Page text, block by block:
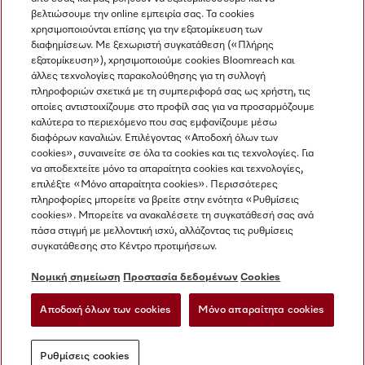
Η εταιρεία μας
Όροι και Προϋποθέσεις
Προστασία δεδομένων
Όροι Χρήσης
Δήλωση Προσβασιμότητας
Νόμος για τις ψηφιακές υπηρεσίες
Ρυθμίσεις cookies
Miele στο Instagram
Miele στο Facebook
Miele στο Youtube
βελτιώσουμε την online εμπειρία σας. Τα cookies
χρησιμοποιούνται επίσης για την εξατομίκευση των
διαφημίσεων. Με ξεχωριστή συγκατάθεση («Πλήρης
εξατομίκευση»), χρησιμοποιούμε cookies Bloomreach και
άλλες τεχνολογίες παρακολούθησης για τη συλλογή
πληροφοριών σχετικά με τη συμπεριφορά σας ως χρήστη, τις
οποίες αντιστοιχίζουμε στο προφίλ σας για να προσαρμόζουμε
καλύτερα το περιεχόμενο που σας εμφανίζουμε μέσω
διαφόρων καναλιών. Επιλέγοντας «Αποδοχή όλων των
cookies», συναινείτε σε όλα τα cookies και τις τεχνολογίες. Για
να αποδεχτείτε μόνο τα απαραίτητα cookies και τεχνολογίες,
επιλέξτε «Μόνο απαραίτητα cookies». Περισσότερες
πληροφορίες μπορείτε να βρείτε στην ενότητα «Ρυθμίσεις
cookies». Μπορείτε να ανακαλέσετε τη συγκατάθεσή σας ανά
πάσα στιγμή με μελλοντική ισχύ, αλλάζοντας τις ρυθμίσεις
συγκατάθεσης στο Κέντρο προτιμήσεων.
Νομική σημείωση Προστασία δεδομένων Cookies
Αποδοχή όλων των cookies Μόνο απαραίτητα cookies
Ρυθμίσεις cookies